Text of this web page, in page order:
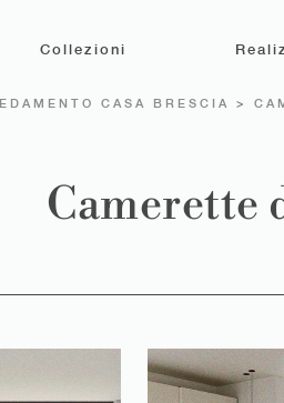
Collezioni
CASA BRESCIA >
Camerette